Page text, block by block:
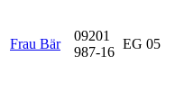
Frau Bär
09201
987-16
EG 05